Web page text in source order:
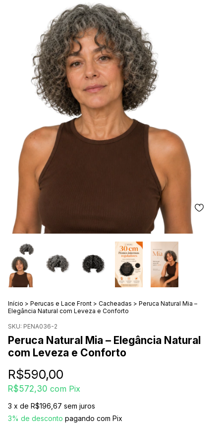
Início > Perucas e Lace Front > Cacheadas > Peruca Natural Mia –
Elegância Natural com Leveza e Conforto
SKU: PENA036-2
Peruca Natural Mia – Elegância Natural
com Leveza e Conforto
R$590,00
R$572,30 com Pix
3 x de R$196,67 sem juros
3% de desconto pagando com Pix